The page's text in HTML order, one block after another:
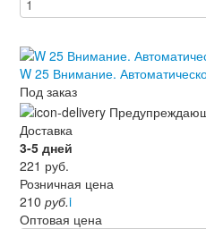
W 25 Внимание.
Под заказ
Доставка
3-5 дней
221 руб.
Розничная цена
210 руб.i
Оптовая цена